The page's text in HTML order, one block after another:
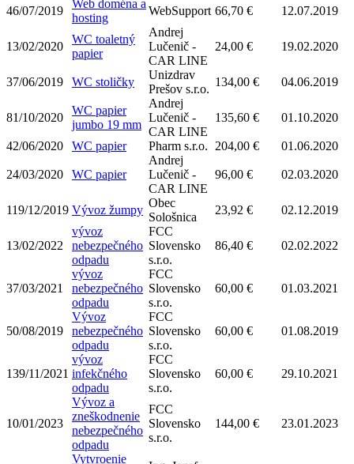
46/07/2019
Web doména a
hosting
WebSupport 66,70 € 12.07.2019
13/02/2020
WC toaletný
papier
Andrej
Lučenič -
CAR LINE
24,00 € 19.02.2020
37/06/2019 WC stoličky
Unizdrav
Prešov s.r.o.
134,00 € 04.06.2019
81/10/2020
WC papier
jumbo 19 mm
Andrej
Lučenič -
CAR LINE
135,60 € 01.10.2020
42/06/2020 WC papier Pharm s.r.o. 204,00 € 01.06.2020
24/03/2020 WC papier
Andrej
Lučenič -
CAR LINE
96,00 € 02.03.2020
119/12/2019 Vývoz žumpy
Obec
Sološnica
23,92 € 02.12.2019
13/02/2022
vývoz
nebezpečného
odpadu
FCC
Slovensko
s.r.o.
86,40 € 02.02.2022
37/03/2021
vývoz
nebezpečného
odpadu
FCC
Slovensko
s.r.o.
60,00 € 01.03.2021
50/08/2019
Vývoz
nebezpečného
odpadu
FCC
Slovensko
s.r.o.
60,00 € 01.08.2019
139/11/2021
vývoz
infekčného
odpadu
FCC
Slovensko
s.r.o.
60,00 € 29.10.2021
10/01/2023
Vývoz a
zneškodnenie
nebezpečného
odpadu
FCC
Slovensko
s.r.o.
144,00 € 23.01.2023
Vytvroenie